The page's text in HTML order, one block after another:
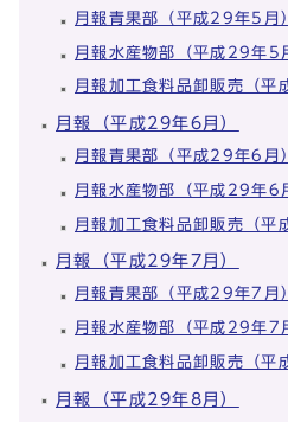
月報青果部（平成29年5月
月報水産物部（平成29年5
月報加工食料品卸販売（平
月報（平成29年6月）
月報青果部（平成29年6月
月報水産物部（平成29年6
月報加工食料品卸販売（平
月報（平成29年7月）
月報青果部（平成29年7月
月報水産物部（平成29年7
月報加工食料品卸販売（平
月報（平成29年8月）